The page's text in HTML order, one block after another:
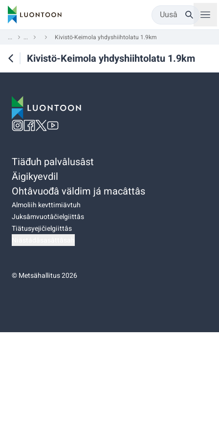
Uusâ
... ... Kivistö-Keimola yhdyshiihtolatu 1.9km
Kivistö-Keimola yhdyshiihtolatu 1.9km
Tiäđuh palvâlusâst
Äigikyevdil
Ohtâvuođâ väldim já macâttâs
Almoliih kevttimiävtuh
Juksâmvuotâčielgiittâs
Tiätusyejičielgiittâs
©Metsähallitus 2026